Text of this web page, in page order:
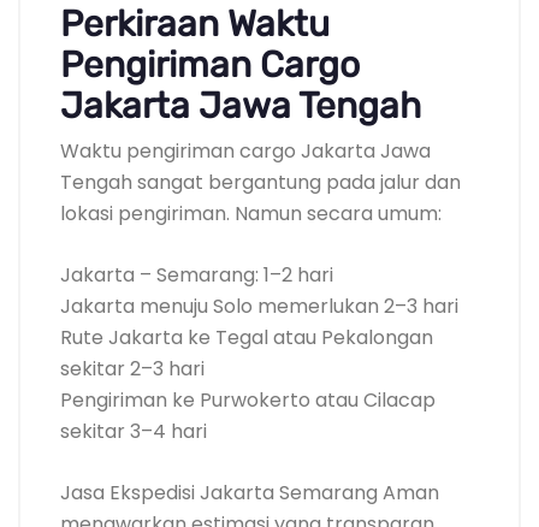
Perkiraan Waktu
Pengiriman Cargo
Jakarta Jawa Tengah
Waktu pengiriman cargo Jakarta Jawa
Tengah sangat bergantung pada jalur dan
lokasi pengiriman. Namun secara umum:
Jakarta – Semarang: 1–2 hari
Jakarta menuju Solo memerlukan 2–3 hari
Rute Jakarta ke Tegal atau Pekalongan
sekitar 2–3 hari
Pengiriman ke Purwokerto atau Cilacap
sekitar 3–4 hari
Jasa Ekspedisi Jakarta Semarang Aman